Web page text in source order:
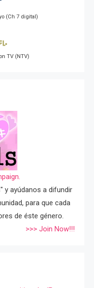
(Ch 7 digital)
TV (NTV)
y ayúdanos a difundir
para que cada
de éste género.
>>> Join Now!!!